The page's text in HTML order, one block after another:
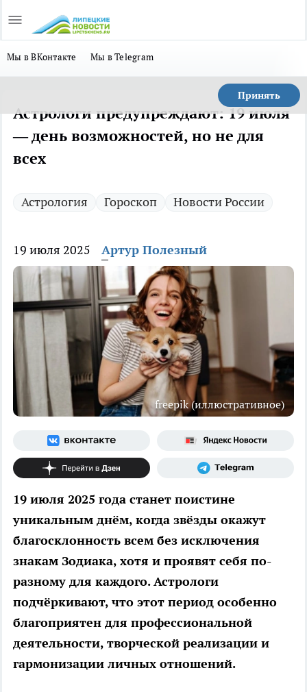
Мы в ВКонтакте Мы в Telegram
Принять
Астрологи предупреждают: 19 июля
— день возможностей, но не для
всех
Астрология Гороскоп Новости России
19 июля 2025 Артур Полезный
freepik (иллюстративное)
19 июля 2025 года станет поистине
уникальным днём, когда звёзды окажут
благосклонность всем без исключения
знакам Зодиака, хотя и проявят себя по-
разному для каждого. Астрологи
подчёркивают, что этот период особенно
благоприятен для профессиональной
деятельности, творческой реализации и
гармонизации личных отношений.